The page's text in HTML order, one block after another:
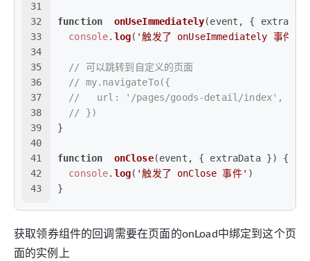
31
32
33
34
35
36
37
38
39
40
41
42
43
function onUseImmediately(event, {
console. log( '触发了 onUseImmediately 事件'
// 可以跳转到自定义的页面
// my.navigateTo({
//   url: '/pages/goods-detail/index',
// })
}
function onClose(event, { extraData }) {
console. log( '触发了 onClose 事件' )
}
获取领券组件的回调需要在页面的onLoad中绑定到这个页
面的实例上